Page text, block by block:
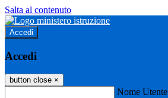
Salta al contenuto
Accedi
Accedi
button close ×
Nome Utente